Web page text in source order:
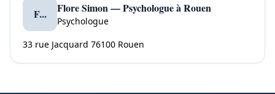
F... Flore Simon — Psychologue à Rouen
Psychologue
33 rue Jacquard 76100 Rouen